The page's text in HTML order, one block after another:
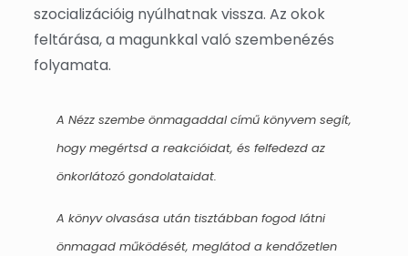
szocializációig nyúlhatnak vissza. Az okok
feltárása, a magunkkal való szembenézés
folyamata.
A Nézz szembe önmagaddal című könyvem segít,
hogy megértsd a reakcióidat, és felfedezd az
önkorlátozó gondolataidat.
A könyv olvasása után tisztábban fogod látni
önmagad működését, meglátod a kendőzetlen